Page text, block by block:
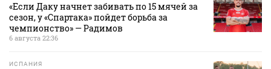
«Если Даку начнет забивать по 15 мячей за
сезон, у «Спартака» пойдет борьба за
чемпионство» — Радимов
6 августа 22:36
ИСПАНИЯ